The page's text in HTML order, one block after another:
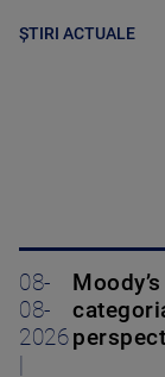
ȘTIRI ACTUALE
08-
08-
2026